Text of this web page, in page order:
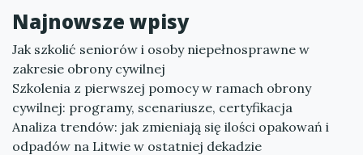
Najnowsze wpisy
Jak szkolić seniorów i osoby niepełnosprawne w
zakresie obrony cywilnej
Szkolenia z pierwszej pomocy w ramach obrony
cywilnej: programy, scenariusze, certyfikacja
Analiza trendów: jak zmieniają się ilości opakowań i
odpadów na Litwie w ostatniej dekadzie